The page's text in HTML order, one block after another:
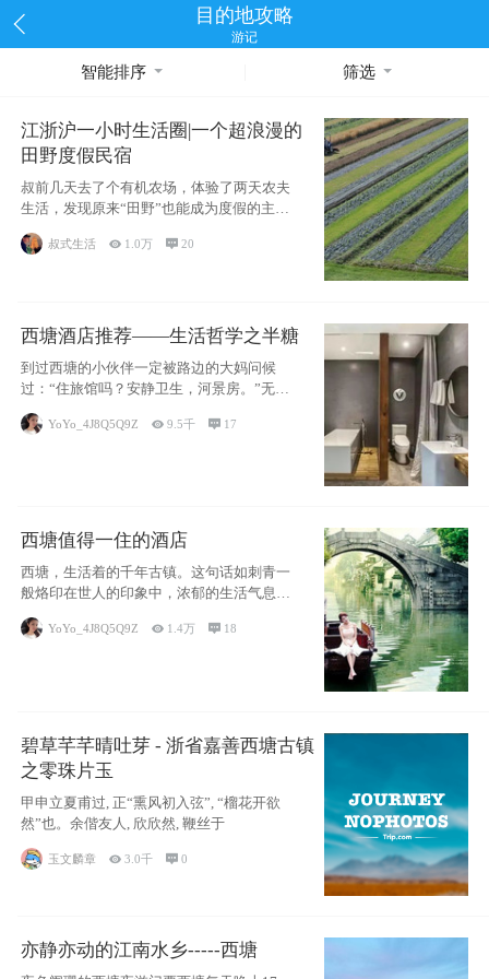
目的地攻略
游记
智能排序 筛选
江浙沪一小时生活圈|一个超浪漫的
田野度假民宿
叔前几天去了个有机农场，体验了两天农夫
生活，发现原来“田野”也能成为度假的主旋
律。江
叔式生活  1.0万 20
西塘酒店推荐——生活哲学之半糖
到过西塘的小伙伴一定被路边的大妈问候
过：“住旅馆吗？安静卫生，河景房。”无意
YoYo_4J8Q5Q9Z 9.5千  17
西塘值得一住的酒店
西塘，生活着的千年古镇。这句话如刺青一
般烙印在世人的印象中，浓郁的生活气息，
小桥流水
YoYo_4J8Q5Q9Z  1.4万  18
碧草芊芊晴吐芽 - 浙省嘉善西塘古镇
之零珠片玉
甲申立夏甫过, 正“熏风初入弦”, “榴花开欲
然”也。余偕友人, 欣欣然, 鞭丝于
玉文麟章  3.0千 0
亦静亦动的江南水乡-----西塘